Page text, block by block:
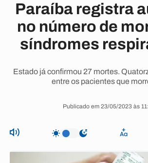
Paraíba registra
no número de
síndromes
Estado já confirmou 27 mortes.
entre os pacientes que
Publicado em 23/05/2023 às